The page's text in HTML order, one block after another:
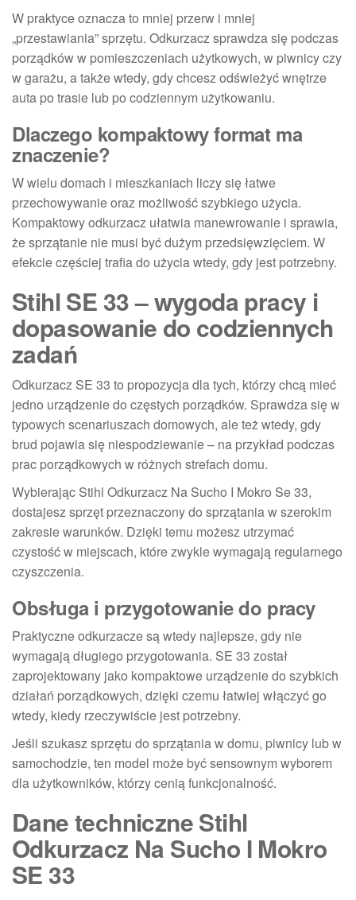
W praktyce oznacza to mniej przerw i mniej
„przestawiania” sprzętu. Odkurzacz sprawdza się podczas
porządków w pomieszczeniach użytkowych, w piwnicy czy
w garażu, a także wtedy, gdy chcesz odświeżyć wnętrze
auta po trasie lub po codziennym użytkowaniu.
Dlaczego kompaktowy format ma
znaczenie?
W wielu domach i mieszkaniach liczy się łatwe
przechowywanie oraz możliwość szybkiego użycia.
Kompaktowy odkurzacz ułatwia manewrowanie i sprawia,
że sprzątanie nie musi być dużym przedsięwzięciem. W
efekcie częściej trafia do użycia wtedy, gdy jest potrzebny.
Stihl SE 33 – wygoda pracy i
dopasowanie do codziennych
zadań
Odkurzacz SE 33 to propozycja dla tych, którzy chcą mieć
jedno urządzenie do częstych porządków. Sprawdza się w
typowych scenariuszach domowych, ale też wtedy, gdy
brud pojawia się niespodziewanie – na przykład podczas
prac porządkowych w różnych strefach domu.
Wybierając Stihl Odkurzacz Na Sucho I Mokro Se 33,
dostajesz sprzęt przeznaczony do sprzątania w szerokim
zakresie warunków. Dzięki temu możesz utrzymać
czystość w miejscach, które zwykle wymagają regularnego
czyszczenia.
Obsługa i przygotowanie do pracy
Praktyczne odkurzacze są wtedy najlepsze, gdy nie
wymagają długiego przygotowania. SE 33 został
zaprojektowany jako kompaktowe urządzenie do szybkich
działań porządkowych, dzięki czemu łatwiej włączyć go
wtedy, kiedy rzeczywiście jest potrzebny.
Jeśli szukasz sprzętu do sprzątania w domu, piwnicy lub w
samochodzie, ten model może być sensownym wyborem
dla użytkowników, którzy cenią funkcjonalność.
Dane techniczne Stihl
Odkurzacz Na Sucho I Mokro
SE 33